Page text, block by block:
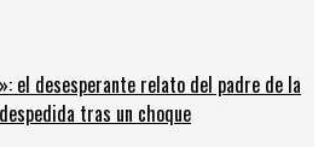
el desesperante relato del padre de la
tras un choque